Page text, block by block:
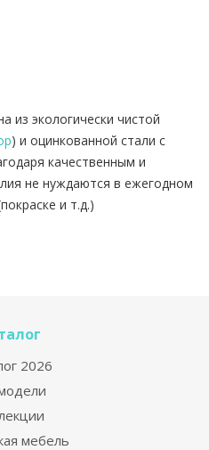
из экологически чистой
) и оцинкованной стали с
качественным и
не нуждаются в ежегодном
и т.д.)
2026
мебель